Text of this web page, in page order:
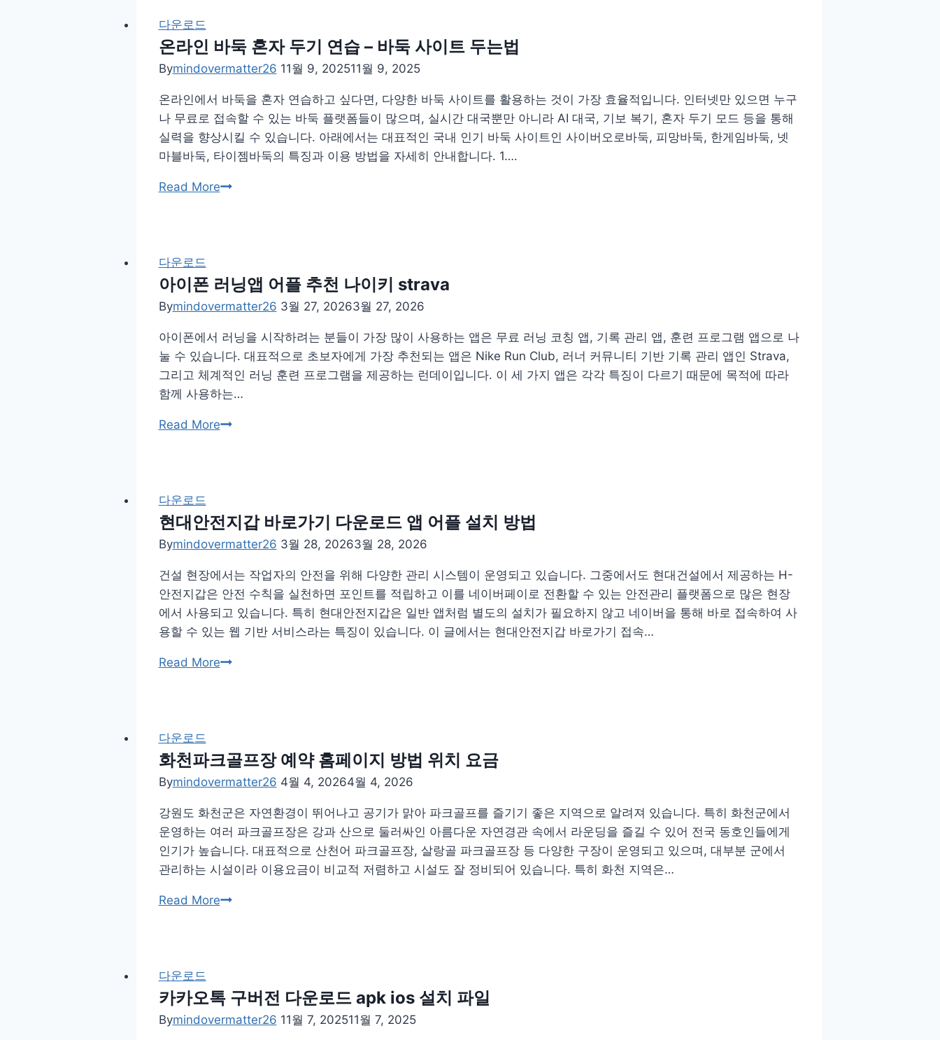
다운로드
온라인 바둑 혼자 두기 연습 – 바둑 사이트 두는법
Bymindovermatter26 11월 9, 202511월 9, 2025
온라인에서 바둑을 혼자 연습하고 싶다면, 다양한 바둑 사이트를 활용하는 것이 가장 효율적입니다. 인터넷만 있으면 누구
나 무료로 접속할 수 있는 바둑 플랫폼들이 많으며, 실시간 대국뿐만 아니라 AI 대국, 기보 복기, 혼자 두기 모드 등을 통해
실력을 향상시킬 수 있습니다. 아래에서는 대표적인 국내 인기 바둑 사이트인 사이버오로바둑, 피망바둑, 한게임바둑, 넷
마블바둑, 타이젬바둑의 특징과 이용 방법을 자세히 안내합니다. 1….
Read More온
혼
기
연
습
–
둑
는
법
다운로드
아이폰 러닝앱 어플 추천 나이키 strava
Bymindovermatter26 3월 27, 20263월 27, 2026
아이폰에서 러닝을 시작하려는 분들이 가장 많이 사용하는 앱은 무료 러닝 코칭 앱, 기록 관리 앱, 훈련 프로그램 앱으로 나
눌 수 있습니다. 대표적으로 초보자에게 가장 추천되는 앱은 Nike Run Club, 러너 커뮤니티 기반 기록 관리 앱인 Strava,
그리고 체계적인 러닝 훈련 프로그램을 제공하는 런데이입니다. 이 세 가지 앱은 각각 특징이 다르기 때문에 목적에 따라
함께 사용하는…
Read More아
앱
추
천
나
이
strava
다운로드
현대안전지갑 바로가기 다운로드 앱 어플 설치 방법
Bymindovermatter26 3월 28, 20263월 28, 2026
건설 현장에서는 작업자의 안전을 위해 다양한 관리 시스템이 운영되고 있습니다. 그중에서도 현대건설에서 제공하는 H-
안전지갑은 안전 수칙을 실천하면 포인트를 적립하고 이를 네이버페이로 전환할 수 있는 안전관리 플랫폼으로 많은 현장
에서 사용되고 있습니다. 특히 현대안전지갑은 일반 앱처럼 별도의 설치가 필요하지 않고 네이버을 통해 바로 접속하여 사
용할 수 있는 웹 기반 서비스라는 특징이 있습니다. 이 글에서는 현대안전지갑 바로가기 접속…
Read More현
갑
가
기
다
운
드
치
방
다운로드
화천파크골프장 예약 홈페이지 방법 위치 요금
Bymindovermatter26 4월 4, 20264월 4, 2026
강원도 화천군은 자연환경이 뛰어나고 공기가 맑아 파크골프를 즐기기 좋은 지역으로 알려져 있습니다. 특히 화천군에서
운영하는 여러 파크골프장은 강과 산으로 둘러싸인 아름다운 자연경관 속에서 라운딩을 즐길 수 있어 전국 동호인들에게
인기가 높습니다. 대표적으로 산천어 파크골프장, 살랑골 파크골프장 등 다양한 구장이 운영되고 있으며, 대부분 군에서
관리하는 시설이라 이용요금이 비교적 저렴하고 시설도 잘 정비되어 있습니다. 특히 화천 지역은…
Read More화
프
다운로드
카카오톡 구버전 다운로드 apk ios 설치 파일
Bymindovermatter26 11월 7, 202511월 7, 2025